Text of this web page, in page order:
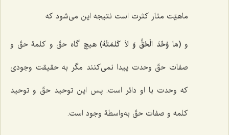
ماهیّت مثار کثرت است نتیجه این می‌شود که
و (مَا وُحِّدَ الْحُقُّ وَ لاَ کَلمَتُهُ) هیچ گاه حقّ و کلمۀ حقّ و
صفات حقّ وحدت پیدا نمی‌کنند مگر به حقیقت وجودی
که وحدت با او دائر است. پس این توحید حقّ و توحید
کلمه و صفات حقّ به‌واسطۀ وجود است.